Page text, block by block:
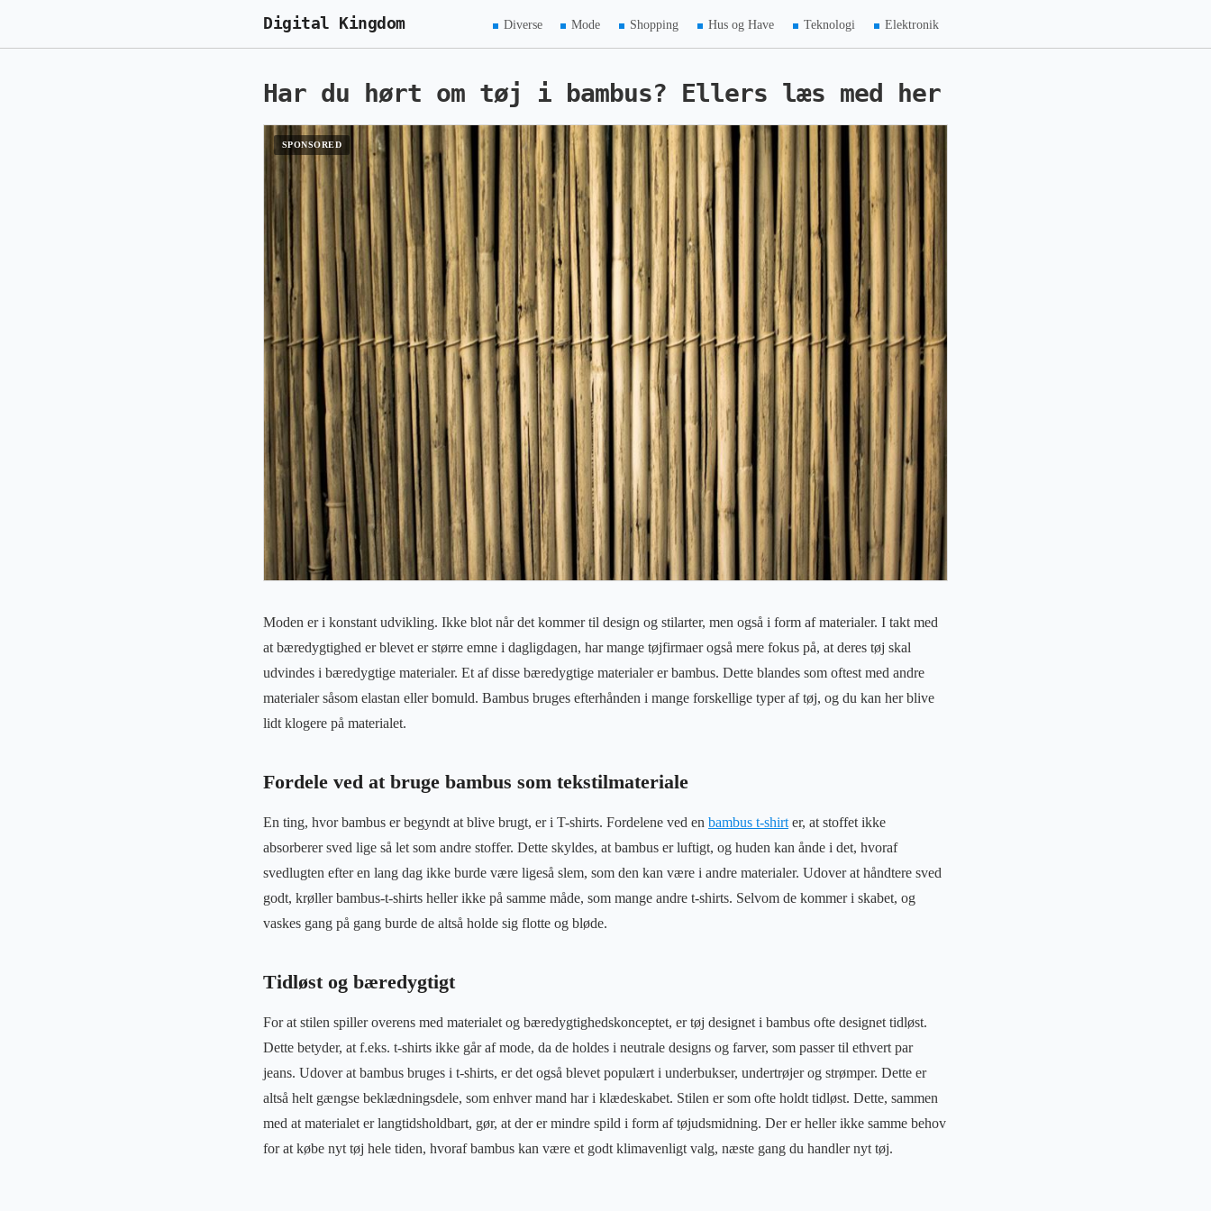
Digital Kingdom Diverse Mode Shopping Hus og Have Teknologi Elektronik
Har du hørt om tøj i bambus? Ellers læs med her
Moden er i konstant udvikling. Ikke blot når det kommer til design og stilarter, men også i form af materialer. I takt med
at bæredygtighed er blevet er større emne i dagligdagen, har mange tøjfirmaer også mere fokus på, at deres tøj skal
udvindes i bæredygtige materialer. Et af disse bæredygtige materialer er bambus. Dette blandes som oftest med andre
materialer såsom elastan eller bomuld. Bambus bruges efterhånden i mange forskellige typer af tøj, og du kan her blive
lidt klogere på materialet.
Fordele ved at bruge bambus som tekstilmateriale
En ting, hvor bambus er begyndt at blive brugt, er i T-shirts. Fordelene ved en bambus t-shirt er, at stoffet ikke
absorberer sved lige så let som andre stoffer. Dette skyldes, at bambus er luftigt, og huden kan ånde i det, hvoraf
svedlugten efter en lang dag ikke burde være ligeså slem, som den kan være i andre materialer. Udover at håndtere sved
godt, krøller bambus-t-shirts heller ikke på samme måde, som mange andre t-shirts. Selvom de kommer i skabet, og
vaskes gang på gang burde de altså holde sig flotte og bløde.
Tidløst og bæredygtigt
For at stilen spiller overens med materialet og bæredygtighedskonceptet, er tøj designet i bambus ofte designet tidløst.
Dette betyder, at f.eks. t-shirts ikke går af mode, da de holdes i neutrale designs og farver, som passer til ethvert par
jeans. Udover at bambus bruges i t-shirts, er det også blevet populært i underbukser, undertrøjer og strømper. Dette er
altså helt gængse beklædningsdele, som enhver mand har i klædeskabet. Stilen er som ofte holdt tidløst. Dette, sammen
med at materialet er langtidsholdbart, gør, at der er mindre spild i form af tøjudsmidning. Der er heller ikke samme behov
for at købe nyt tøj hele tiden, hvoraf bambus kan være et godt klimavenligt valg, næste gang du handler nyt tøj.